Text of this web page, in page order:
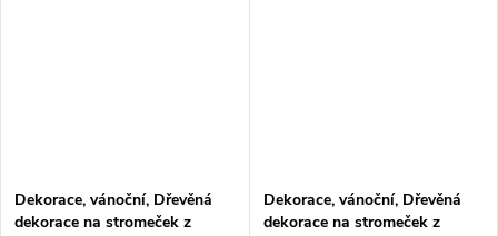
Dekorace, vánoční, Dřevěná
dekorace na stromeček z
Dekorace, vánoční, Dřevěná
dekorace na stromeček z